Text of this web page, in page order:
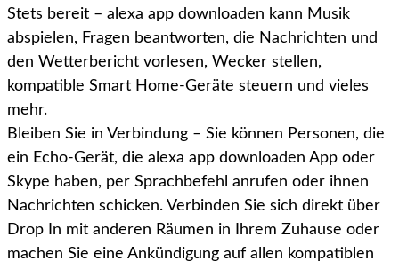
Stets bereit – alexa app downloaden kann Musik
abspielen, Fragen beantworten, die Nachrichten und
den Wetterbericht vorlesen, Wecker stellen,
kompatible Smart Home-Geräte steuern und vieles
mehr.
Bleiben Sie in Verbindung – Sie können Personen, die
ein Echo-Gerät, die alexa app downloaden App oder
Skype haben, per Sprachbefehl anrufen oder ihnen
Nachrichten schicken. Verbinden Sie sich direkt über
Drop In mit anderen Räumen in Ihrem Zuhause oder
machen Sie eine Ankündigung auf allen kompatiblen